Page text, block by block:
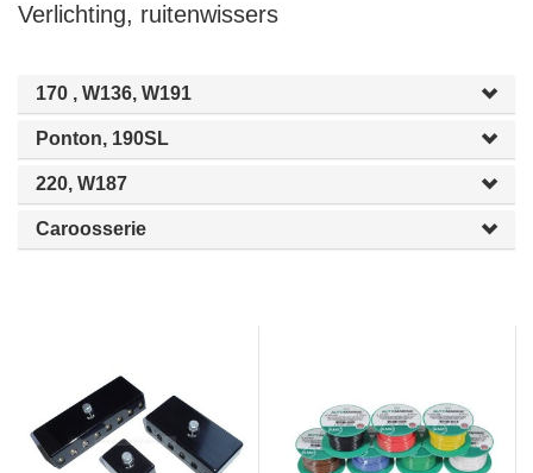
Verlichting, ruitenwissers
170 , W136, W191
Ponton, 190SL
220, W187
Caroosserie